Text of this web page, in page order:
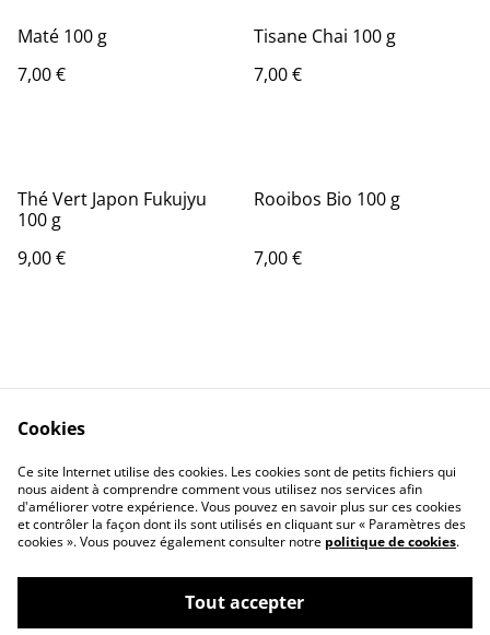
Maté 100 g
7,00 €
Tisane Chai 100 g
7,00 €
Thé Vert Japon Fukujyu
100 g
9,00 €
Rooibos Bio 100 g
7,00 €
Contact Us
Legal Terms
Privacy Policy
Cookie Policy
Cookies
Ce site Internet utilise des cookies. Les cookies sont de petits fichiers qui
nous aident à comprendre comment vous utilisez nos services afin
d'améliorer votre expérience. Vous pouvez en savoir plus sur ces cookies
et contrôler la façon dont ils sont utilisés en cliquant sur « Paramètres des
cookies ». Vous pouvez également consulter notre politique de cookies.
Tout accepter